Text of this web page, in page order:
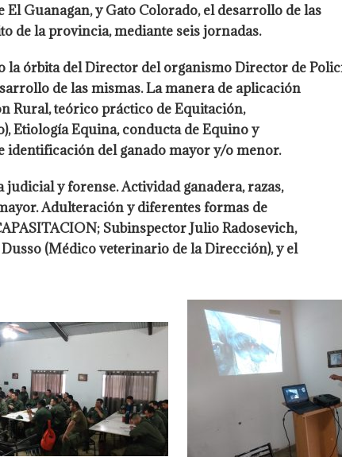
Guanagan, y Gato Colorado, el desarrollo de las
de la provincia, mediante seis jornadas.
la órbita del Director del organismo Director de
de las mismas. La manera de aplicación
Rural, teórico práctico de Equitación,
Etiología Equina, conducta de Equino y
identificación del ganado mayor y/o menor.
judicial y forense. Actividad ganadera, razas,
Adulteración y diferentes formas de
Subinspector Julio Radosevich,
(Médico veterinario de la Dirección), y el